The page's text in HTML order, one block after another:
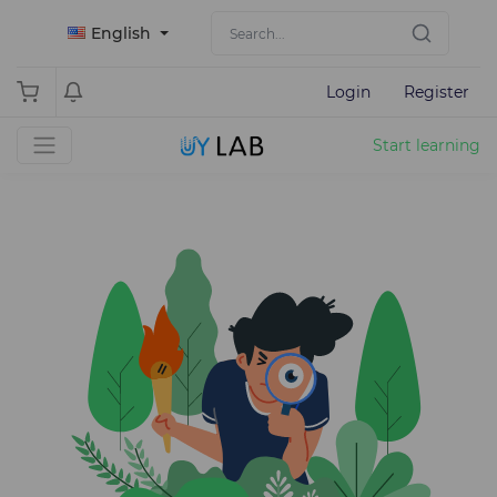
English
Login Register
Start learning